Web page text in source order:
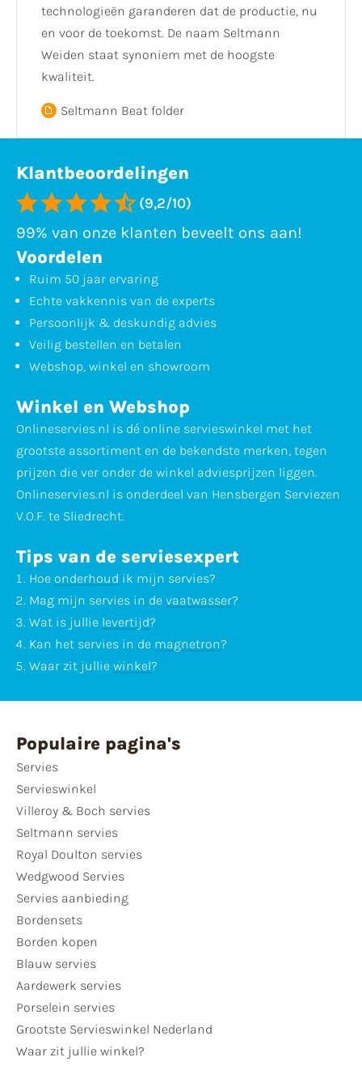
technologieën garanderen dat de productie, nu
en voor de toekomst. De naam Seltmann
Weiden staat synoniem met de hoogste
kwaliteit.
Seltmann Beat folder
Klantbeoordelingen
(9,2/10)
99% van onze klanten beveelt ons aan!
Voordelen
Ruim 50 jaar ervaring
Echte vakkennis van de experts
Persoonlijk & deskundig advies
Veilig bestellen en betalen
Webshop, winkel en showroom
Winkel en Webshop
Onlineservies.nl is dé online servieswinkel met het
grootste assortiment en de bekendste merken, tegen
prijzen die ver onder de winkel adviesprijzen liggen.
Onlineservies.nl is onderdeel van Hensbergen Serviezen
V.O.F. te Sliedrecht.
Tips van de serviesexpert
Hoe onderhoud ik mijn servies?
Mag mijn servies in de vaatwasser?
Wat is jullie levertijd?
Kan het servies in de magnetron?
Waar zit jullie winkel?
Populaire pagina's
Servies
Servieswinkel
Villeroy & Boch servies
Seltmann servies
Royal Doulton servies
Wedgwood Servies
Servies aanbieding
Bordensets
Borden kopen
Blauw servies
Aardewerk servies
Porselein servies
Grootste Servieswinkel Nederland
Waar zit jullie winkel?